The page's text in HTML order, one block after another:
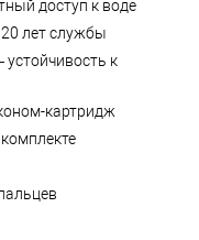
доступ к воде
лет службы
к
картридж